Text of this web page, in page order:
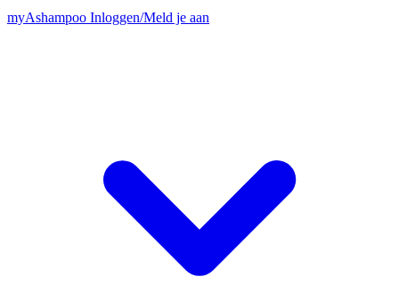
myAshampoo Inloggen/Meld je aan